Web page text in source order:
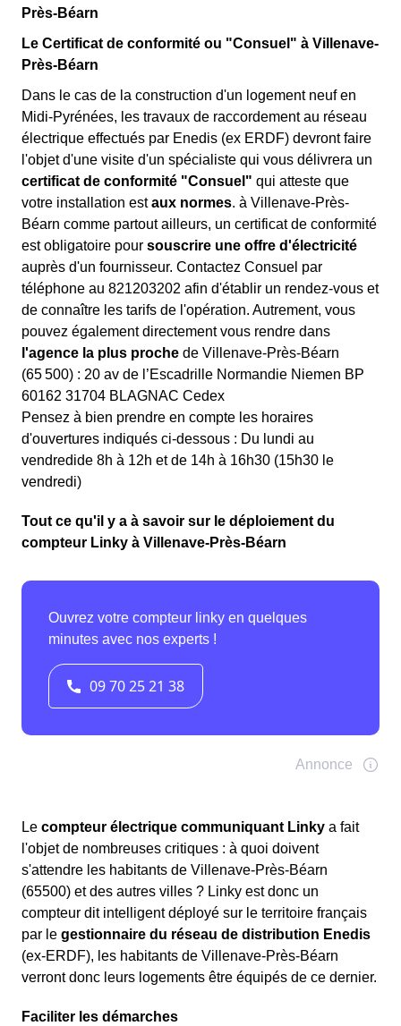
Près-Béarn
Le Certificat de conformité ou "Consuel" à Villenave-
Près-Béarn
Dans le cas de la construction d'un logement neuf en
Midi-Pyrénées, les travaux de raccordement au réseau
électrique effectués par Enedis (ex ERDF) devront faire
l'objet d'une visite d'un spécialiste qui vous délivrera un
certificat de conformité "Consuel" qui atteste que
votre installation estaux normes. à Villenave-Près-
Béarn comme partout ailleurs, un certificat de conformité
est obligatoire pour souscrire une offre d'électricité
auprès d'un fournisseur. Contactez Consuel par
téléphone au 821203202 afin d'établir un rendez-vous et
de connaître les tarifs de l'opération. Autrement, vous
pouvez également directement vous rendre dans
l'agence la plus proche de Villenave-Près-Béarn
(65 500) : 20 av de l’Escadrille Normandie Niemen BP
60162 31704 BLAGNAC Cedex
Pensez à bien prendre en compte les horaires
d'ouvertures indiqués ci-dessous : Du lundi au
vendredide 8h à 12h et de 14h à 16h30 (15h30 le
vendredi)
Tout ce qu'il y a à savoir sur le déploiement du
compteur Linky à Villenave-Près-Béarn
Le compteur électrique communiquant Linky a fait
l'objet de nombreuses critiques : à quoi doivent
s'attendre les habitants de Villenave-Près-Béarn
(65500) et des autres villes ? Linky est donc un
compteur dit intelligent déployé sur le territoire français
par le gestionnaire du réseau de distribution Enedis
(ex-ERDF), les habitants de Villenave-Près-Béarn
verront donc leurs logements être équipés de ce dernier.
Faciliter les démarches